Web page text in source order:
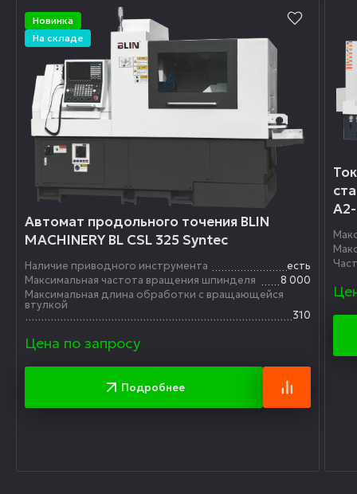
Новинка
На складе
Автомат продольного точения BLIN
MACHINERY BL CSL 325 Syntec
Наличие приводного инструмента
есть
Максимальная частота вращения шпинделя
8 000
Максимальная длина обработки с вращающейся
втулкой
310
Цена по запросу
Подробнее